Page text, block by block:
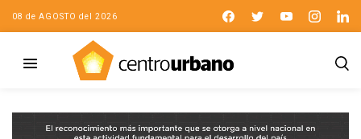
08 de AGOSTO del 2026